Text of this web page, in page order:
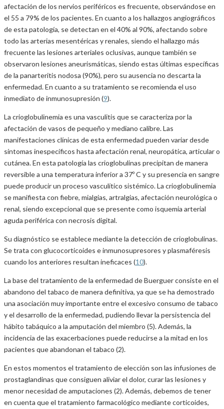
afectación de los nervios periféricos es frecuente, observándose en
el 55 a 79% de los pacientes. En cuanto a los hallazgos angiográficos
de esta patología, se detectan en el 40% al 90%, afectando sobre
todo las arterias mesentéricas y renales, siendo el hallazgo más
frecuente las lesiones arteriales oclusivas, aunque también se
observaron lesiones aneurismáticas, siendo estas últimas específicas
de la panarteritis nodosa (90%), pero su ausencia no descarta la
enfermedad. En cuanto a su tratamiento se recomienda el uso
inmediato de inmunosupresión (9).
La crioglobulinemia es una vasculitis que se caracteriza por la
afectación de vasos de pequeño y mediano calibre. Las
manifestaciones clínicas de esta enfermedad pueden variar desde
síntomas inespecíficos hasta afectación renal, neuropática, articular o
cutánea. En esta patología las crioglobulinas precipitan de manera
reversible a una temperatura inferior a 37º C y su presencia en sangre
puede producir un proceso vasculítico sistémico. La crioglobulinemia
se manifiesta con fiebre, mialgias, artralgias, afectación neurológica o
renal, siendo excepcional que se presente como isquemia arterial
aguda periférica con necrosis digital.
Su diagnóstico se establece mediante la detección de crioglobulinas.
Se trata con glucocorticoides e inmunosupresores y plasmaféresis
cuando los anteriores resultan ineficaces (10).
La base del tratamiento de la enfermedad de Buerguer consiste en el
abandono del tabaco de manera definitiva, ya que se ha demostrado
una asociación muy importante entre el excesivo consumo de tabaco
y el desarrollo de la enfermedad, pudiendo llevar la persistencia del
hábito tabáquico a la amputación del miembro (5). Además, la
incidencia de las exacerbaciones puede reducirse a la mitad en los
pacientes que abandonan el tabaco (2).
En estos momentos el tratamiento de elección son las infusiones de
prostaglandinas que consiguen aliviar el dolor, curar las lesiones y
menor necesidad de amputaciones (2). Además, debemos de tener
en cuenta que el tratamiento farmacológico mediante corticoides,